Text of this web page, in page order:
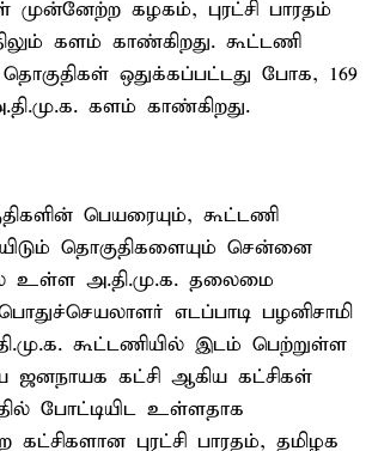
முன்னேற்ற கழகம், புரட்சி பாரதம்
களம் காண்கிறது. கூட்டணி
தொகுதிகள் ஒதுக்கப்பட்டது போக, 169
களம் காண்கிறது.
பெயரையும், கூட்டணி
தொகுதிகளையும் சென்னை
உள்ள அ.தி.மு.க. தலைமை
எடப்பாடி பழனிசாமி
கூட்டணியில் இடம் பெற்றுள்ள
ஜனநாயக கட்சி ஆகிய கட்சிகள்
போட்டியிட உள்ளதாக
கட்சிகளான புரட்சி பாரதம், தமிழக